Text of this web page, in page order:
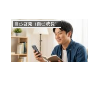
自己啓発（自己成長）